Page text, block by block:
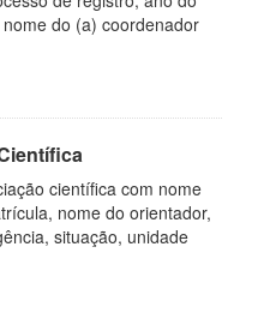
do (a) coordenador
científica com nome
nome do orientador,
situação, unidade